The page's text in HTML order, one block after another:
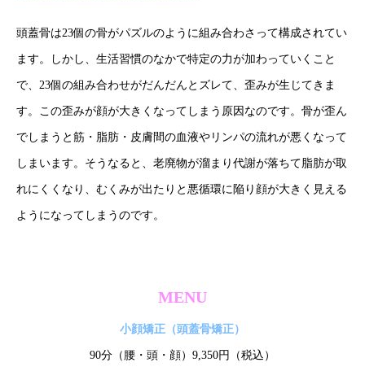
頭蓋骨は23個の骨がパズルのように組み合わさって構成されてい
ます。しかし、生活習慣のなかで特定の力が加わっていくこと
で、23個の組み合わせがだんだんとズレて、歪みが生じてきま
す。この歪みが顔が大きくなってしまう原因なのです。骨が歪ん
でしまうと筋・脂肪・皮膚間の血液やリンパの流れが悪くなって
しまいます。そうなると、老廃物が溜まり代謝が落ちて脂肪が取
れにくくなり、むくみが出たりと悪循環に陥り顔が大きく見える
ようになってしまうのです。
MENU
小顔矯正（頭蓋骨矯正）
90分（腰・頭・顔）9,350円（税込）